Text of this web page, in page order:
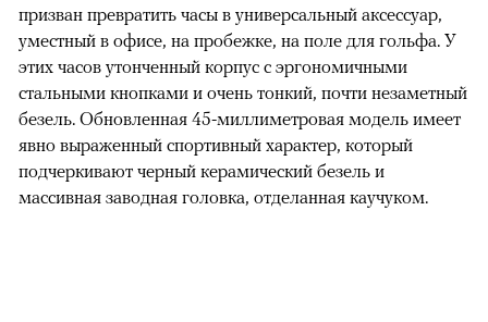
призван превратить часы в универсальный аксессуар,
уместный в офисе, на пробежке, на поле для гольфа. У
этих часов утонченный корпус с эргономичными
стальными кнопками и очень тонкий, почти незаметный
безель. Обновленная 45-миллиметровая модель имеет
явно выраженный спортивный характер, который
подчеркивают черный керамический безель и
массивная заводная головка, отделанная каучуком.